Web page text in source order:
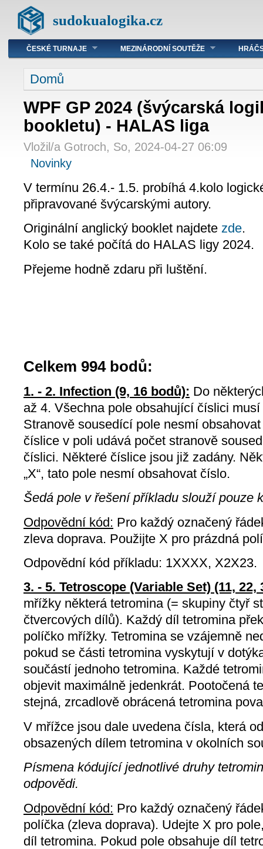
sudokualogika.cz
ČESKÉ TURNAJE MEZINÁRODNÍ SOUTĚŽE
Domů
WPF GP 2024 (švýcarská
bookletu) - HALAS liga
Vložil/a Gotroch, So, 2024-04-27 06:09
Novinky
V termínu 26.4.- 1.5. probíhá 4.kolo
připravované švýcarskými autory.
Originální anglický booklet najdete zde.
Kolo se také počítá do HALAS ligy 2024.
Přejeme hodně zdaru při luštění.
Celkem 994 bodů:
1. - 2. Infection (9, 16 bodů): Do
až 4. Všechna pole obsahující číslici
Stranově sousedící pole nesmí
číslice v poli udává počet stranově
číslici. Některé číslice jsou již zadány.
„X“, tato pole nesmí obsahovat číslo.
Šedá pole v řešení příkladu slouží pouze
Odpovědní kód: Pro každý označený
zleva doprava. Použijte X pro prázdná
Odpovědní kód příkladu: 1XXXX, X2X23.
3. - 5. Tetroscope (Variable Set) (11, 22,
mřížky některá tetromina (= skupiny čtyř
čtvercových dílů). Každý díl tetromina
políčko mřížky. Tetromina se vzájemně
pokud se části tetromina vyskytují v
součástí jednoho tetromina. Každé
objevit maximálně jedenkrát. Pootočená
stejná, zrcadlově obrácená tetromina
V mřížce jsou dale uvedena čísla, která
obsazených dílem tetromina v okolních
Písmena kódující jednotlivé druhy
odpovědi.
Odpovědní kód: Pro každý označený
políčka (zleva doprava). Udejte X pro
díl tetromina. Pokud pole obsahuje díl